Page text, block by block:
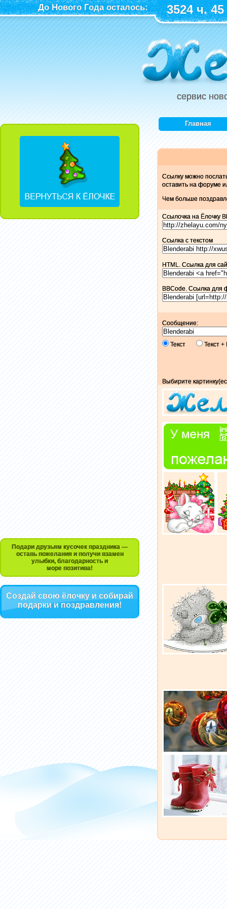
До Нового Года осталось: 3524 ч.
сервис
Подари друзьям кусочек праздника —
оставь пожелания и получи взамен
улыбки, благодарность и
море позитива!
Создай свою ёлочку и собирай
подарки и поздравления!
Главная
Ссылку можно
оставить на форуме
Чем больше
Ссылочка на Ёлочку
Ссылка c текстом
HTML. Ссылка для
BBCode. Ссылка для
Сообщение:
Текст Текст
Выбирите